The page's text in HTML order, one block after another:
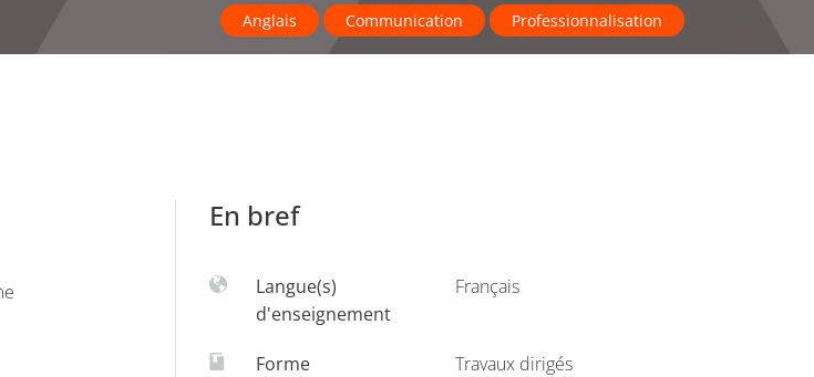
Anglais Communication Professionnalisation
En bref
Langue(s)
d'enseignement
Français
Forme
Travaux dirigés